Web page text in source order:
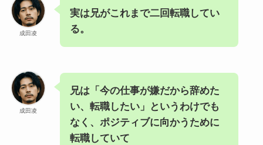
成田凌
実は兄がこれまで二回転職してい
る。
成田凌
兄は「今の仕事が嫌だから辞めた
い、転職したい」というわけでも
なく、ポジティブに向かうために
転職していて